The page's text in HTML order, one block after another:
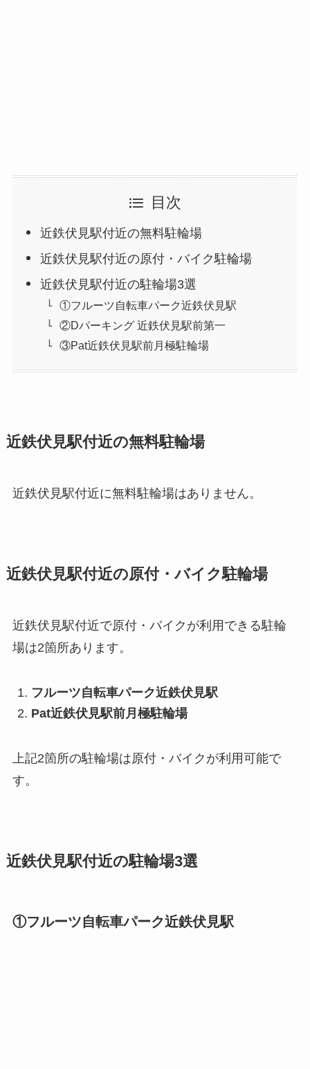
目次
近鉄伏見駅付近の無料駐輪場
近鉄伏見駅付近の原付・バイク駐輪場
近鉄伏見駅付近の駐輪場3選
①フルーツ自転車パーク近鉄伏見駅
②Dパーキング 近鉄伏見駅前第一
③Pat近鉄伏見駅前月極駐輪場
近鉄伏見駅付近の無料駐輪場
近鉄伏見駅付近に無料駐輪場はありません。
近鉄伏見駅付近の原付・バイク駐輪場
近鉄伏見駅付近で原付・バイクが利用できる駐輪
場は2箇所あります。
フルーツ自転車パーク近鉄伏見駅
Pat近鉄伏見駅前月極駐輪場
上記2箇所の駐輪場は原付・バイクが利用可能で
す。
近鉄伏見駅付近の駐輪場3選
①フルーツ自転車パーク近鉄伏見駅